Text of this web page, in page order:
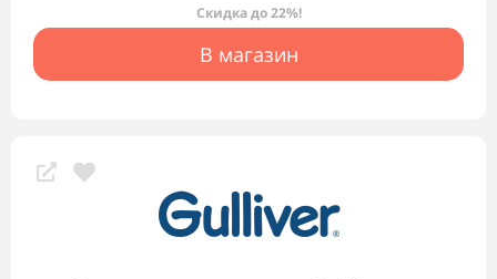
Скидка до 22%!
В магазин